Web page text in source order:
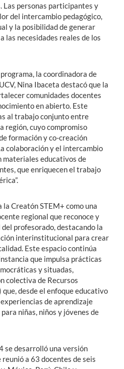
Las personas participantes y
del intercambio pedagógico,
y la posibilidad de generar
las necesidades reales de los
la coordinadora de
Nina Ibaceta destacó que la
comunidades docentes
en abierto. Este
al trabajo conjunto entre
región, cuyo compromiso
formación y co-creación
colaboración y el intercambio
materiales educativos de
que enriquecen el trabajo
Creatón STEM+ como una
regional que reconoce y
profesorado, destacando la
interinstitucional para crear
Este espacio continúa
que impulsa prácticas
y situadas,
colectiva de Recursos
desde el enfoque educativo
de aprendizaje
niñas, niños y jóvenes de
se desarrolló una versión
a 63 docentes de seis